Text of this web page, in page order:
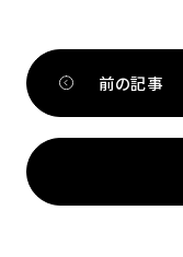
前の記事